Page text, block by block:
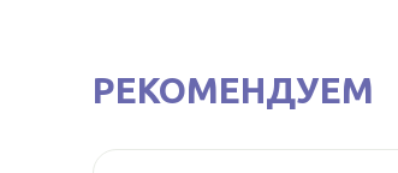
РЕКОМЕНДУЕМ